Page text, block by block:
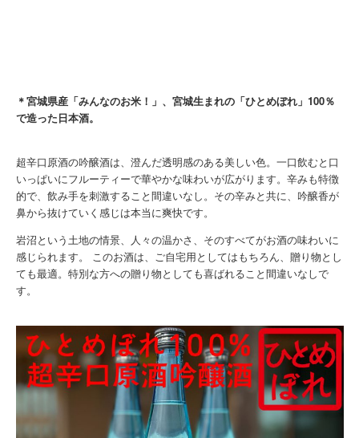
＊宮城県産「みんなのお米！」、宮城生まれの「ひとめぼれ」100％
で造った日本酒。
超辛口原酒の吟醸酒は、澄んだ透明感のある美しい色。一口飲むと口
いっぱいにフルーティーで華やかな味わいが広がります。辛みも特徴
的で、飲み手を刺激すること間違いなし。その辛みと共に、吟醸香が
鼻から抜けていく感じは本当に爽快です。
岩沼という土地の情景、人々の温かさ、そのすべてがお酒の味わいに
感じられます。 このお酒は、ご自宅用としてはもちろん、贈り物とし
ても最適。特別な方への贈り物としても喜ばれること間違いなしで
す。